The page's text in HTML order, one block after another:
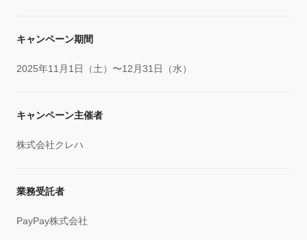
キャンペーン期間
2025年11月1日（土）〜12月31日（水）
キャンペーン主催者
株式会社クレハ
業務受託者
PayPay株式会社